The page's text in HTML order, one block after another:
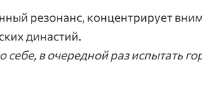
резонанс, концентрирует
династий.
в очередной раз испытать